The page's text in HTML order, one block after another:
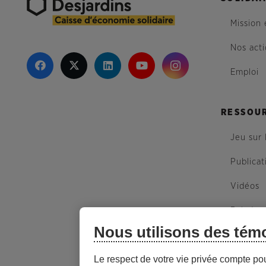
Mission
Nos
Emploi
Jeu sur
Vidéos
Balados
Plan
Nous utilisons des
Le respect de votre vie privée compte